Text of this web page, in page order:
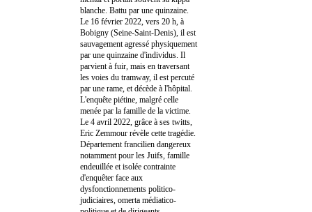
blanche. Battu par une quinzaine.
Le 16 février 2022, vers 20 h, à
Bobigny (Seine-Saint-Denis), il est
sauvagement agressé physiquement
par une quinzaine d'individus. Il
parvient à fuir, mais en traversant
les voies du tramway, il est percuté
par une rame, et décède à l'hôpital.
L'enquête piétine, malgré celle
menée par la famille de la victime.
Le 4 avril 2022, grâce à ses twitts,
Eric Zemmour révèle cette tragédie.
Département francilien dangereux
notamment pour les Juifs, famille
endeuillée et isolée contrainte
d'enquêter face aux
dysfonctionnements politico-
judiciaires, omerta médiatico-